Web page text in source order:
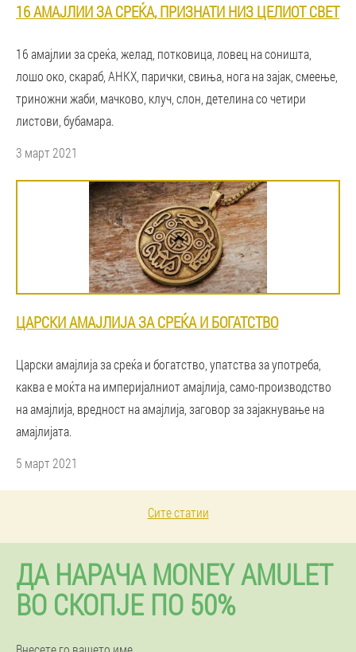
16 АМАЈЛИИ ЗА СРЕЌА, ПРИЗНАТИ НИЗ ЦЕЛИОТ СВЕТ
16 амајлии за среќа, желад, потковица, ловец на соништа,
лошо око, скараб, АНКХ, парички, свиња, нога на зајак, смеење,
триножни жаби, мачково, клуч, слон, детелина со четири
листови, бубамара.
3 март 2021
ЦАРСКИ АМАЈЛИЈА ЗА СРЕЌА И БОГАТСТВО
Царски амајлија за среќа и богатство, упатства за употреба,
каква е моќта на империјалниот амајлија, само-производство
на амајлија, вредност на амајлија, заговор за зајакнување на
амајлијата.
5 март 2021
Сите статии
ДА НАРАЧА MONEY AMULET
ВО СКОПЈЕ ПО 50%